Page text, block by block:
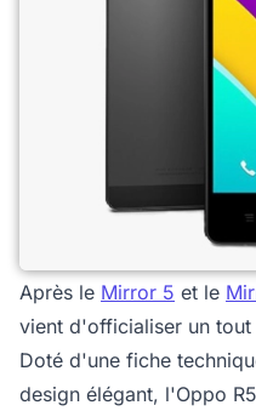
Après le Mirror 5 et le
vient d'officialiser un tout
Doté d'une fiche
design élégant, l'Oppo